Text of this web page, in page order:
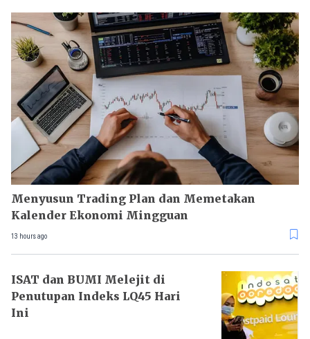
Menyusun Trading Plan dan Memetakan
Kalender Ekonomi Mingguan
13 hours ago
ISAT dan BUMI Melejit di
Penutupan Indeks LQ45 Hari
Ini